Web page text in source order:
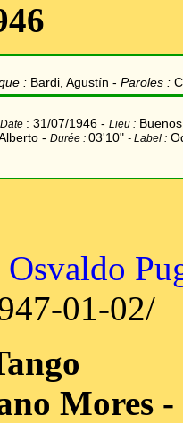
: Bardi, Agustín - Paroles :
: 31/07/1946 - Lieu :
- Durée : 03'10" - Label :
Osvaldo
01-02/
Mores -